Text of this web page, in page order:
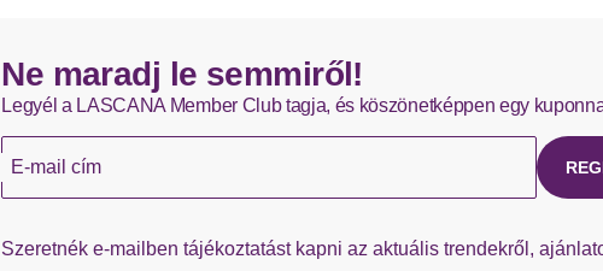
Ne maradj le semmiről!
Legyél a LASCANA Member Club tagja, és köszönetképpen egy
E-mail cím
Szeretnék e-mailben tájékoztatást kapni az aktuális trendekről,